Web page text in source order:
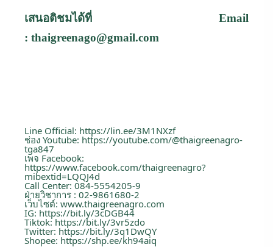
เสนอติชมได้ที่ Email
: thaigreenago@gmail.com
Line Official: https://lin.ee/3M1NXzf
ช่อง Youtube: https://youtube.com/@thaigreenagro-
tga847
เพจ Facebook:
https://www.facebook.com/thaigreenagro?
mibextid=LQQJ4d
Call Center: 084-5554205-9
ฝ่ายวิชาการ : 02-9861680-2
เว็บไซต์: www.thaigreenagro.com
IG: https://bit.ly/3cDGB44
Tiktok: https://bit.ly/3vr5zdo
Twitter: https://bit.ly/3q1DwQY
Shopee: https://shp.ee/kh94aiq